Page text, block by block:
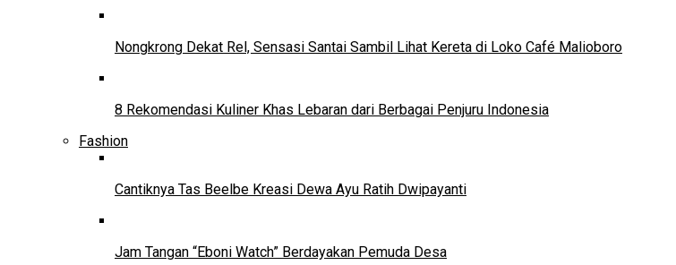
Nongkrong Dekat Rel, Sensasi Santai Sambil Lihat Kereta di Loko Café Malioboro
8 Rekomendasi Kuliner Khas Lebaran dari Berbagai Penjuru Indonesia
Fashion
Cantiknya Tas Beelbe Kreasi Dewa Ayu Ratih Dwipayanti
Jam Tangan “Eboni Watch” Berdayakan Pemuda Desa